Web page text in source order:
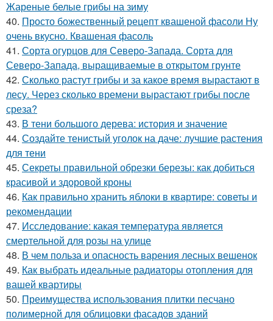
Жареные белые грибы на зиму
40. Просто божественный рецепт квашеной фасоли Ну
очень вкусно. Квашеная фасоль
41. Сорта огурцов для Северо-Запада. Сорта для
Северо-Запада, выращиваемые в открытом грунте
42. Сколько растут грибы и за какое время вырастают в
лесу. Через сколько времени вырастают грибы после
среза?
43. В тени большого дерева: история и значение
44. Создайте тенистый уголок на даче: лучшие растения
для тени
45. Секреты правильной обрезки березы: как добиться
красивой и здоровой кроны
46. Как правильно хранить яблоки в квартире: советы и
рекомендации
47. Исследование: какая температура является
смертельной для розы на улице
48. В чем польза и опасность варения лесных вешенок
49. Как выбрать идеальные радиаторы отопления для
вашей квартиры
50. Преимущества использования плитки песчано
полимерной для облицовки фасадов зданий